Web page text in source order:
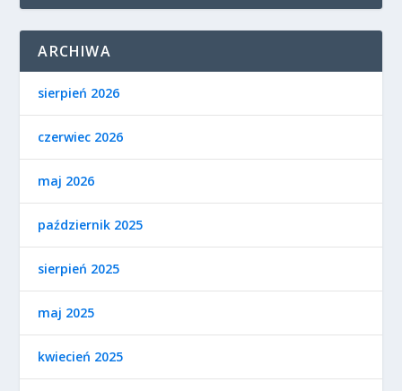
ARCHIWA
sierpień 2026
czerwiec 2026
maj 2026
październik 2025
sierpień 2025
maj 2025
kwiecień 2025